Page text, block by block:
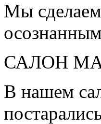
Мы
САЛОН
В нашем